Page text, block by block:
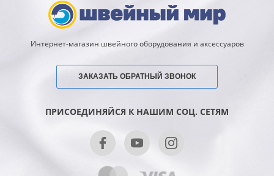
Интернет-магазин швейного оборудования и аксессуаров
ЗАКАЗАТЬ ОБРАТНЫЙ ЗВОНОК
ПРИСОЕДИНЯЙСЯ К НАШИМ СОЦ. СЕТЯМ